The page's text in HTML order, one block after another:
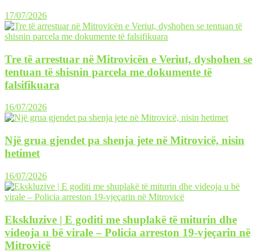
17/07/2026
Tre të arrestuar në Mitrovicën e Veriut, dyshohen se
tentuan të shisnin parcela me dokumente të
falsifikuara
16/07/2026
Një grua gjendet pa shenja jete në Mitrovicë, nisin
hetimet
16/07/2026
Ekskluzive | E goditi me shuplakë të miturin dhe
videoja u bë virale – Policia arreston 19-vjeçarin në
Mitrovicë